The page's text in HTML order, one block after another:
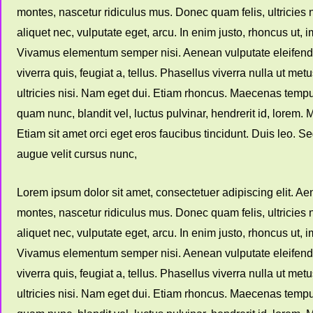
montes, nascetur ridiculus mus. Donec quam felis,
aliquet nec, vulputate eget, arcu. In enim justo, rhoncus ut,
Vivamus elementum semper nisi. Aenean vulputate
viverra quis, feugiat a, tellus. Phasellus viverra nulla ut
ultricies nisi. Nam eget dui. Etiam rhoncus. Maecenas
quam nunc, blandit vel, luctus pulvinar, hendrerit id, lorem.
Etiam sit amet orci eget eros faucibus tincidunt. Duis leo.
augue velit cursus nunc,
Lorem ipsum dolor sit amet, consectetuer adipiscing elit.
montes, nascetur ridiculus mus. Donec quam felis,
aliquet nec, vulputate eget, arcu. In enim justo, rhoncus ut,
Vivamus elementum semper nisi. Aenean vulputate
viverra quis, feugiat a, tellus. Phasellus viverra nulla ut
ultricies nisi. Nam eget dui. Etiam rhoncus. Maecenas